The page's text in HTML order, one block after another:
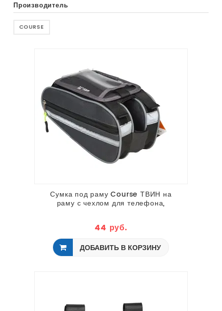
Производитель
COURSE
Сумка под раму Course ТВИН на
раму с чехлом для телефона,
44 руб.
ДОБАВИТЬ В КОРЗИНУ